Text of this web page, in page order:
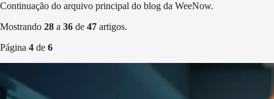
Continuação do arquivo principal do blog da WeeNow.
Mostrando 28 a 36 de 47 artigos.
Página 4 de 6